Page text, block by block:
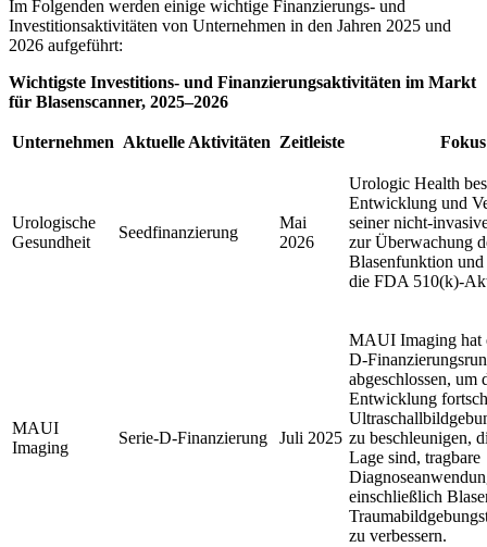
Im Folgenden werden einige wichtige Finanzierungs- und
Investitionsaktivitäten von Unternehmen in den Jahren 2025 und
2026 aufgeführt:
Wichtigste Investitions- und Finanzierungsaktivitäten im Markt
für Blasenscanner, 2025–2026
Unternehmen Aktuelle Aktivitäten Zeitleiste Fokus
Urologische
Gesundheit
Seedfinanzierung
Mai
2026
Urologic Health
Entwicklung und
seiner nicht-
zur Überwachung
Blasenfunktion und
die FDA 510(k)-
MAUI
Imaging
Serie-D-Finanzierung Juli 2025
MAUI Imaging hat
D-
abgeschlossen, um
Entwicklung
zu beschleunigen,
Lage sind, tragbare
einschließlich
zu verbessern.